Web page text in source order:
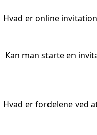
Hvad er online
Kan man starte en
Hvad er fordelene ved